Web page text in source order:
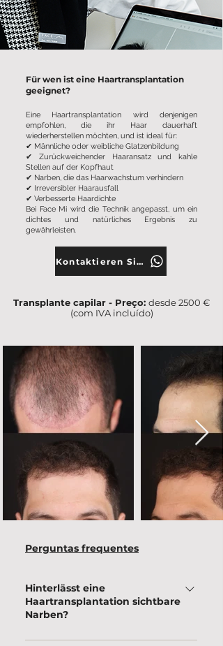
Für wen ist eine Haartransplantation
geeignet?
Eine Haartransplantation wird denjenigen
empfohlen, die ihr Haar dauerhaft
wiederherstellen möchten, und ist ideal für:
✔ Männliche oder weibliche Glatzenbildung
✔ Zurückweichender Haaransatz und kahle
Stellen auf der Kopfhaut
✔ Narben, die das Haarwachstum verhindern
✔ Irreversibler Haarausfall
✔ Verbesserte Haardichte
Bei Face Mi wird die Technik angepasst, um ein
dichtes und natürliches Ergebnis zu
gewährleisten.
Kontaktieren Sie uns
Transplante capilar - Preço: desde 2500 €
(com IVA incluído)
Perguntas frequentes
Hinterlässt eine
Haartransplantation sichtbare
Narben?
Bei der FUE-Technik sind die Narben